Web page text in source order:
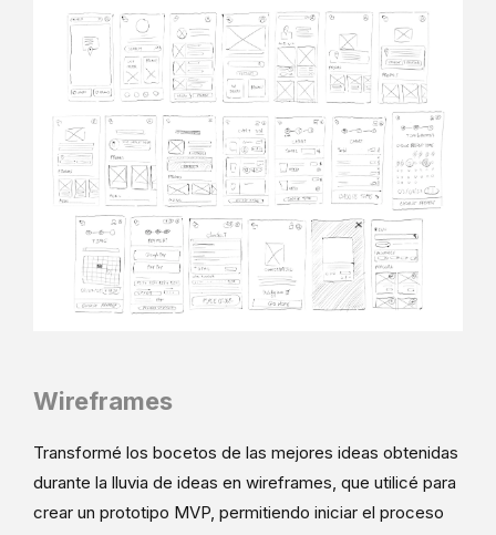
Wireframes
Transformé los bocetos de las mejores ideas obtenidas
durante la lluvia de ideas en wireframes, que utilicé para
crear un prototipo MVP, permitiendo iniciar el proceso